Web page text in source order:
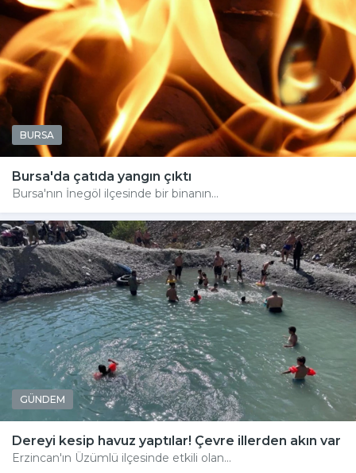
BURSA
Bursa'da çatıda yangın çıktı
Bursa'nın İnegöl ilçesinde bir binanın...
GÜNDEM
Dereyi kesip havuz yaptılar! Çevre illerden akın var
Erzincan'ın Üzümlü ilçesinde etkili olan...